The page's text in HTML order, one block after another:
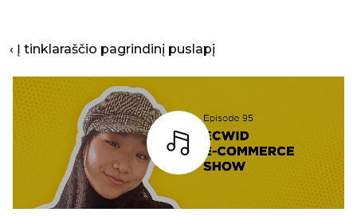
‹ Į tinklaraščio pagrindinį puslapį
Baras